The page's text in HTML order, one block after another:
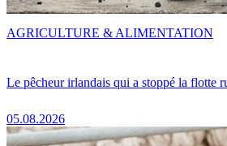
Le pêcheur irlandais qui a stoppé la flotte
05.08.2026
AGRICULTURE & ALIMENTATION